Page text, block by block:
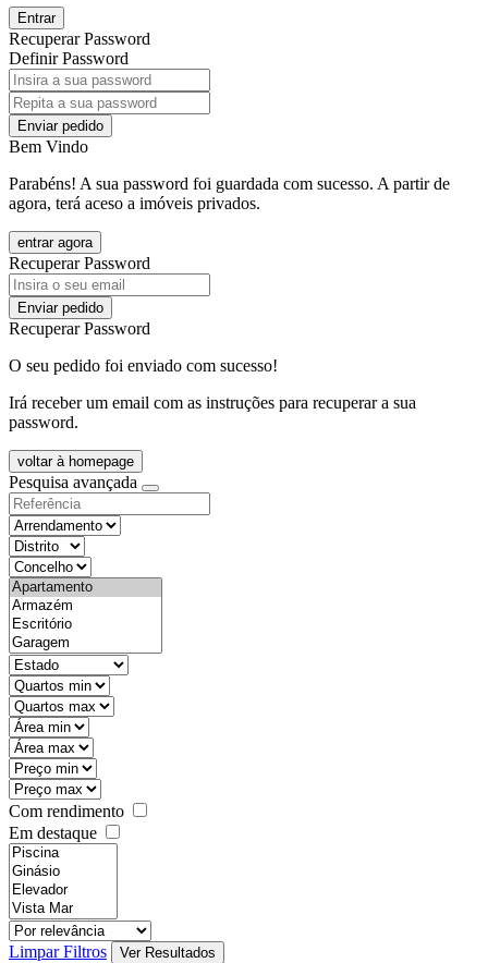
Entrar
Recuperar Password
Definir Password
Enviar pedido
Bem Vindo
Parabéns! A sua password foi guardada com sucesso. A partir de
agora, terá aceso a imóveis privados.
entrar agora
Recuperar Password
Enviar pedido
Recuperar Password
O seu pedido foi enviado com sucesso!
Irá receber um email com as instruções para recuperar a sua
password.
voltar à homepage
Pesquisa avançada
Com rendimento
Em destaque
Limpar Filtros Ver Resultados